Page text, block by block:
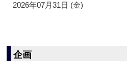
2026年07月31日 (金)
企画